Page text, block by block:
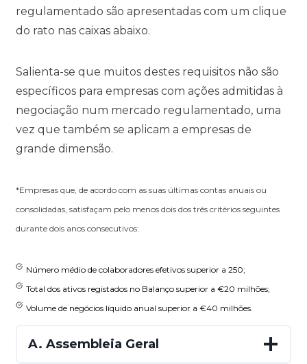
regulamentado são apresentadas com um clique
do rato nas caixas abaixo.
Salienta-se que muitos destes requisitos não são
específicos para empresas com ações admitidas à
negociação num mercado regulamentado, uma
vez que também se aplicam a empresas de
grande dimensão.
*Empresas que, de acordo com as suas últimas contas anuais ou
consolidadas, satisfaçam pelo menos dois dos três critérios seguintes
durante dois anos consecutivos:
Número médio de colaboradores efetivos superior a 250;
Total dos ativos registados no Balanço superior a €20 milhões;
Volume de negócios líquido anual superior a €40 milhões.
A. Assembleia Geral